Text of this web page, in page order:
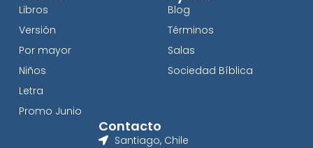
Libros
Versión
Por mayor
Niños
Letra
Promo Junio
Blog
Términos
Salas
Sociedad Bíblica
Contacto
Santiago, Chile